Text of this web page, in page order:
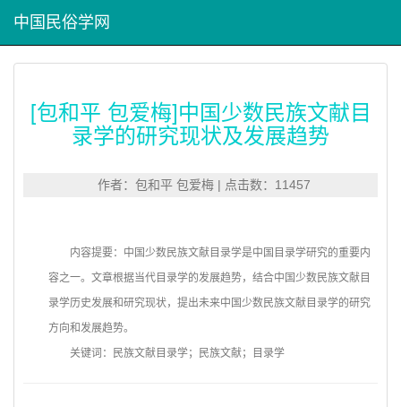
中国民俗学网
[包和平 包爱梅]中国少数民族文献目
录学的研究现状及发展趋势
作者：包和平 包爱梅 | 点击数：11457
内容提要：中国少数民族文献目录学是中国目录学研究的重要内
容之一。文章根据当代目录学的发展趋势，结合中国少数民族文献目
录学历史发展和研究现状，提出未来中国少数民族文献目录学的研究
方向和发展趋势。
关键词：民族文献目录学；民族文献；目录学